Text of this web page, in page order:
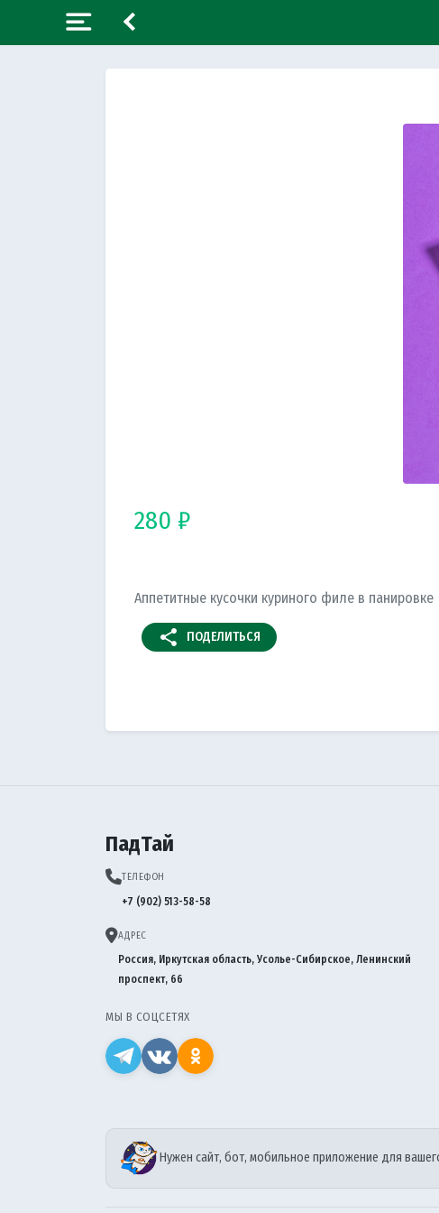
280 ₽
Аппетитные кусочки куриного филе в панировке
share ПОДЕЛИТЬСЯ
ПадТай
ТЕЛЕФОН
+7 (902) 513-58-58
АДРЕС
Россия, Иркутская область, Усолье-Сибирское, Ленинский
проспект, 66
МЫ В СОЦСЕТЯХ
Нужен сайт, бот, мобильное приложение для